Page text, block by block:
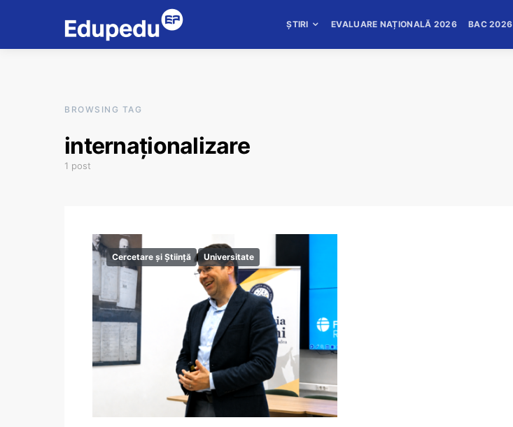
ȘTIRI EVALUARE NAȚIONALĂ 2026 BAC 2026
BROWSING TAG
internaționalizare
1 post
Cercetare și Știință Universitate